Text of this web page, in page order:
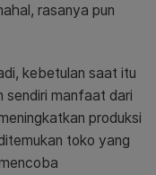
rasanya pun
kebetulan saat itu
sendiri manfaat dari
produksi
toko yang